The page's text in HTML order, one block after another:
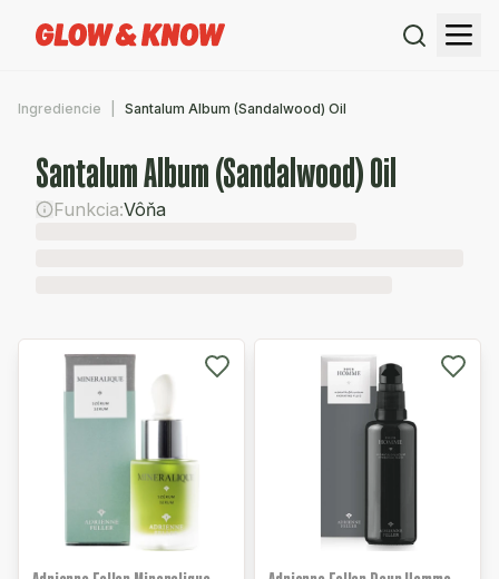
Ingrediencie Santalum Album (Sandalwood) Oil
Santalum Album (Sandalwood) Oil
Funkcia:Vôňa